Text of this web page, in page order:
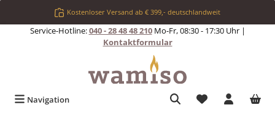
Zum Hauptinhalt springenKostenloser Versand ab € 399,- deutschlandweit
Service-Hotline:040 - 28 48 48 210Mo-Fr, 08:30 - 17:30 Uhr |
Kontaktformular
Navigation Du hast 0